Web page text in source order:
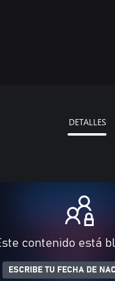
DETALLES
contenido está
ESCRIBE TU FECHA DE